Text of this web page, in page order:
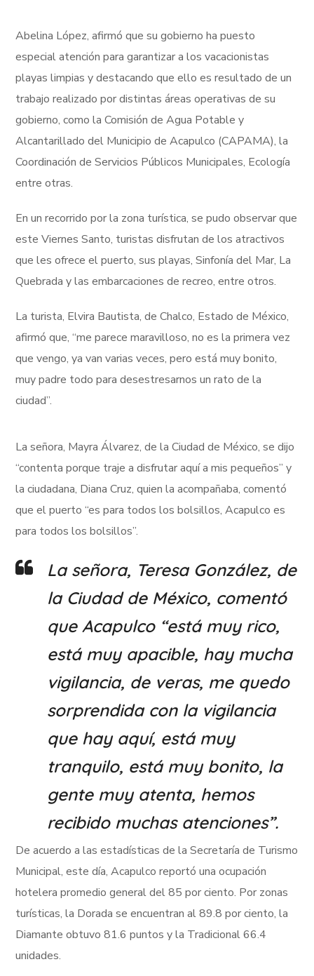
Abelina López, afirmó que su gobierno ha puesto
especial atención para garantizar a los vacacionistas
playas limpias y destacando que ello es resultado de un
trabajo realizado por distintas áreas operativas de su
gobierno, como la Comisión de Agua Potable y
Alcantarillado del Municipio de Acapulco (CAPAMA), la
Coordinación de Servicios Públicos Municipales, Ecología
entre otras.
En un recorrido por la zona turística, se pudo observar que
este Viernes Santo, turistas disfrutan de los atractivos
que les ofrece el puerto, sus playas, Sinfonía del Mar, La
Quebrada y las embarcaciones de recreo, entre otros.
La turista, Elvira Bautista, de Chalco, Estado de México,
afirmó que, “me parece maravilloso, no es la primera vez
que vengo, ya van varias veces, pero está muy bonito,
muy padre todo para desestresarnos un rato de la
ciudad”.
La señora, Mayra Álvarez, de la Ciudad de México, se dijo
“contenta porque traje a disfrutar aquí a mis pequeños” y
la ciudadana, Diana Cruz, quien la acompañaba, comentó
que el puerto “es para todos los bolsillos, Acapulco es
para todos los bolsillos”.
La señora, Teresa González, de
la Ciudad de México, comentó
que Acapulco “está muy rico,
está muy apacible, hay mucha
vigilancia, de veras, me quedo
sorprendida con la vigilancia
que hay aquí, está muy
tranquilo, está muy bonito, la
gente muy atenta, hemos
recibido muchas atenciones”.
De acuerdo a las estadísticas de la Secretaría de Turismo
Municipal, este día, Acapulco reportó una ocupación
hotelera promedio general del 85 por ciento. Por zonas
turísticas, la Dorada se encuentran al 89.8 por ciento, la
Diamante obtuvo 81.6 puntos y la Tradicional 66.4
unidades.